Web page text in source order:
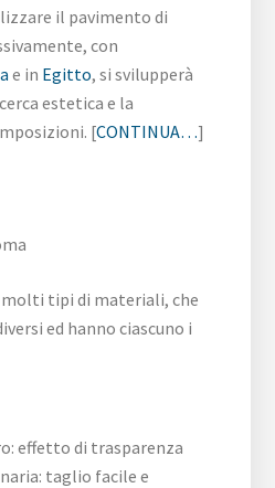
il pavimento di
con
e in Egitto, si svilupperà
estetica e la
[CONTINUA…]
tipi di materiali, che
ed hanno ciascuno i
effetto di trasparenza
taglio facile e